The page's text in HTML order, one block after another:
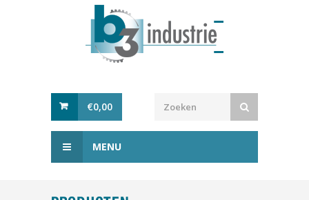
€0,00
MENU